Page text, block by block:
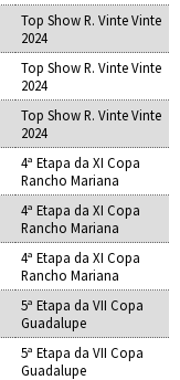
Top Show R. Vinte Vinte
2024
Top Show R. Vinte Vinte
2024
Top Show R. Vinte Vinte
2024
4ª Etapa da XI Copa
Rancho Mariana
4ª Etapa da XI Copa
Rancho Mariana
4ª Etapa da XI Copa
Rancho Mariana
5ª Etapa da VII Copa
Guadalupe
5ª Etapa da VII Copa
Guadalupe